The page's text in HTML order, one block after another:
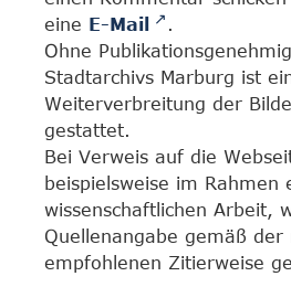
eine E-Mail
.
Ohne
Stadtarchivs Marburg ist
Weiterverbreitung der
gestattet.
Bei Verweis auf die
beispielsweise im Rahmen
wissenschaftlichen Arbeit,
Quellenangabe gemäß der
empfohlenen Zitierweise